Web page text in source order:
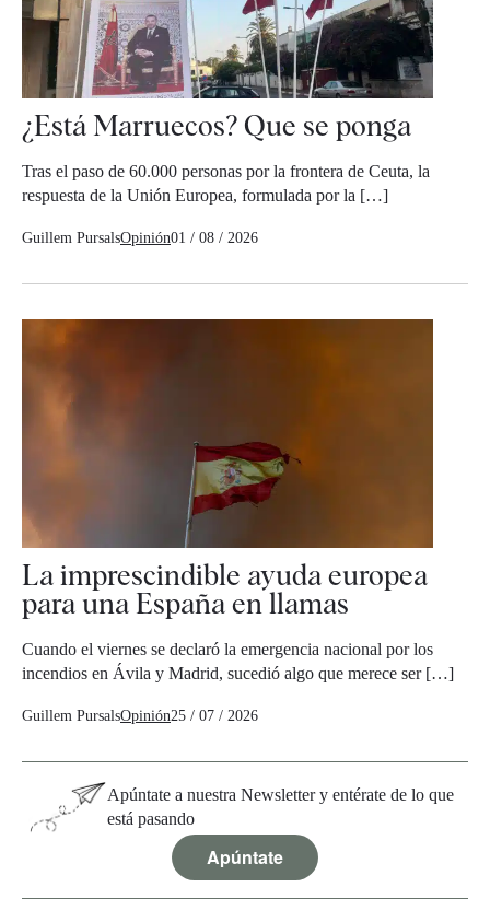
¿Está Marruecos? Que se ponga
Tras el paso de 60.000 personas por la frontera de Ceuta, la
respuesta de la Unión Europea, formulada por la […]
Guillem PursalsOpinión01 / 08 / 2026
La imprescindible ayuda europea
para una España en llamas
Cuando el viernes se declaró la emergencia nacional por los
incendios en Ávila y Madrid, sucedió algo que merece ser […]
Guillem PursalsOpinión25 / 07 / 2026
Apúntate a nuestra Newsletter y entérate de lo que
está pasando
Apúntate